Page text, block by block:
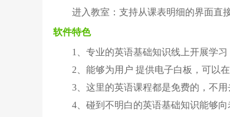
进入教室：支持从课表明细的界面直
软件特色
1、专业的英语基础知识线上开展学
2、能够为用户 提供电子白板，可以
3、这里的英语课程都是免费的，不
4、碰到不明白的英语基础知识能够